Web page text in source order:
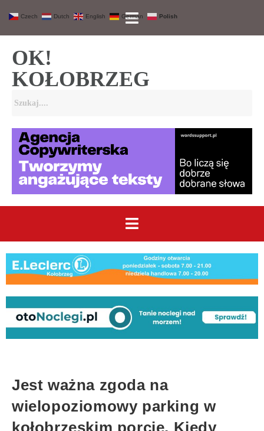
OK!
KOŁOBRZEG
Jest ważna zgoda na
wielopoziomowy parking w
kołobrzeskim porcie. Kiedy
Czech Dutch English German Polish